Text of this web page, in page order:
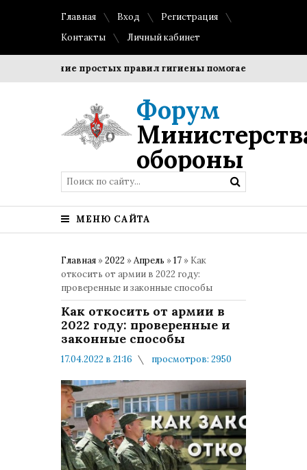
Главная Вход
Регистрация
Контакты
Личный кабинет
простых правил гигиены помогает сохранить
Форум
обороны
МЕНЮ САЙТА
Главная »2022 »Апрель »17 » Как
откосить от армии в 2022 году:
проверенные и законные способы
Как откосить от армии в
2022 году: проверенные и
законные способы
17.04.2022 в 21:16
просмотров: 2950
Мнения и публикации